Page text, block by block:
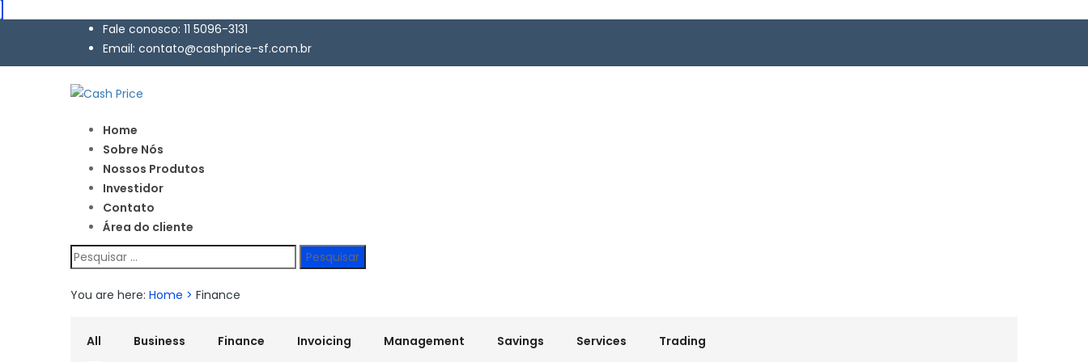
Fale conosco: 11 5096-3131
Email: contato@cashprice-sf.com.br
Home
Sobre Nós
Nossos Produtos
Investidor
Contato
Área do cliente
Pesquisar
por:
You are here: Home > Finance
All Business Finance Invoicing Management Savings Services Trading